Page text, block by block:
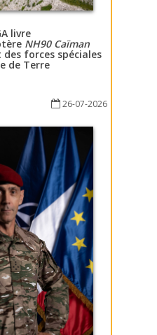
livre
NH90 Caïman
forces spéciales
de Terre
26-07-2026